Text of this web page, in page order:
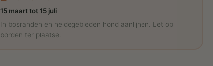
15 maart tot 15 juli
In bosranden en heidegebieden hond aanlijnen. Let op
borden ter plaatse.